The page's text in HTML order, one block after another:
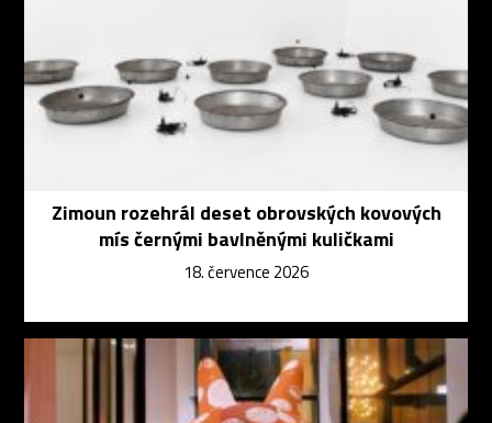
Zimoun rozehrál deset obrovských kovových
mís černými bavlněnými kuličkami
18. července 2026